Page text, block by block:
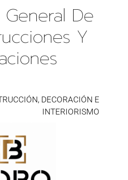
General De
Y
DECORACIÓN E
INTERIORISMO